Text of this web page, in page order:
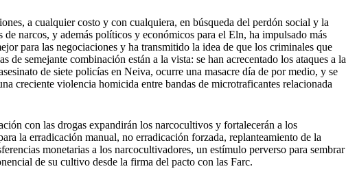
a cualquier costo y con cualquiera, en búsqueda del perdón social y la
narcos, y además políticos y económicos para el Eln, ha impulsado más
para las negociaciones y ha transmitido la idea de que los criminales que
de semejante combinación están a la vista: se han acrecentado los ataques a la
de siete policías en Neiva, ocurre una masacre día de por medio, y se
creciente violencia homicida entre bandas de microtraficantes relacionada
con las drogas expandirán los narcocultivos y fortalecerán a los
la erradicación manual, no erradicación forzada, replanteamiento de la
monetarias a los narcocultivadores, un estímulo perverso para sembrar
de su cultivo desde la firma del pacto con las Farc.